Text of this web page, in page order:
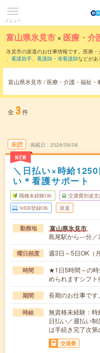
メニュー
富山県氷見市 × 医療・介
氷見市の派遣のお仕事情報です。医療・
、 看護助手、 看護師・准看護師などがあ
富山県氷見市 / 医療・介護・福祉・
全 3件
未読
NEW
掲載日 2026/08/08
＼日払い×時給
い＊看護サポート
職種未経験OK 交通費別途支
WEB登録OK 派遣
勤務地 富山県氷見市
島尾駅から---分
曜日頻度 週3日～5日OK
時間
★1日5時間～の
められますシフ
期間 長期のお仕事で
時給
無資格未経験：
日払い／週払い
は手続き完了次第
交通費